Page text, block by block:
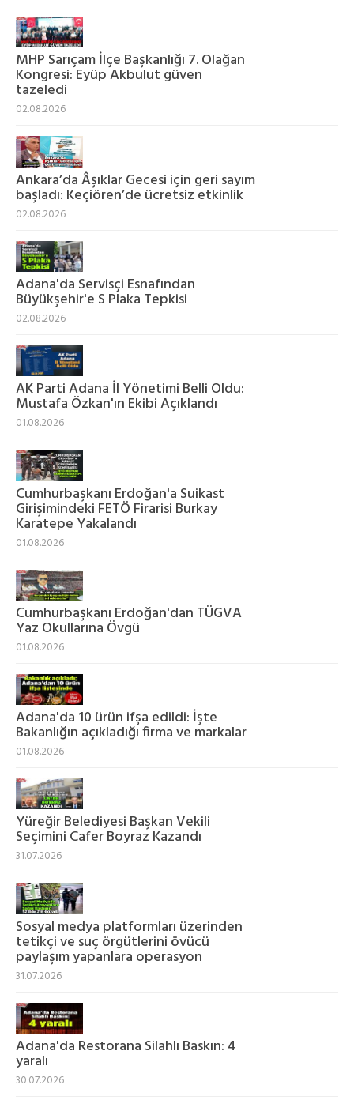
MHP Sarıçam İlçe Başkanlığı 7. Olağan
Kongresi: Eyüp Akbulut güven
tazeledi
02.08.2026
Ankara’da Âşıklar Gecesi için geri sayım
başladı: Keçiören’de ücretsiz etkinlik
02.08.2026
Adana'da Servisçi Esnafından
Büyükşehir'e S Plaka Tepkisi
02.08.2026
AK Parti Adana İl Yönetimi Belli Oldu:
Mustafa Özkan'ın Ekibi Açıklandı
01.08.2026
Cumhurbaşkanı Erdoğan'a Suikast
Girişimindeki FETÖ Firarisi Burkay
Karatepe Yakalandı
01.08.2026
Cumhurbaşkanı Erdoğan'dan TÜGVA
Yaz Okullarına Övgü
01.08.2026
Adana'da 10 ürün ifşa edildi: İşte
Bakanlığın açıkladığı firma ve markalar
01.08.2026
Yüreğir Belediyesi Başkan Vekili
Seçimini Cafer Boyraz Kazandı
31.07.2026
Sosyal medya platformları üzerinden
tetikçi ve suç örgütlerini övücü
paylaşım yapanlara operasyon
31.07.2026
Adana'da Restorana Silahlı Baskın: 4
yaralı
30.07.2026